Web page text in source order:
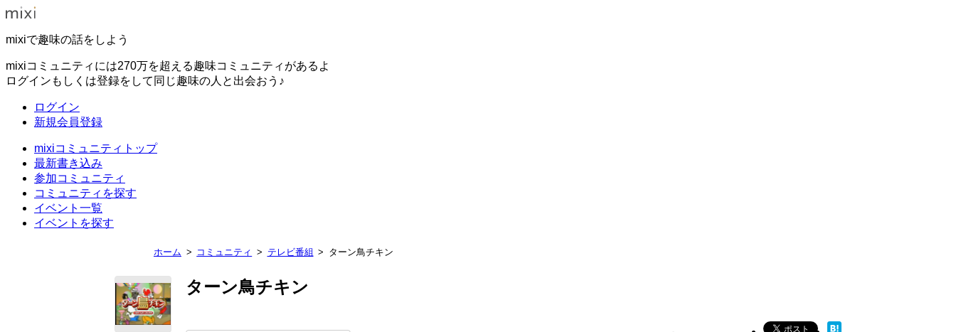
mixiで趣味の話をしよう
mixiコミュニティには270万を超える趣味コミュニティがあるよ
ログインもしくは登録をして同じ趣味の人と出会おう♪
ログイン
新規会員登録
mixiコミュニティトップ
最新書き込み
参加コミュニティ
コミュニティを探す
イベント一覧
イベントを探す
ホーム コミュニティ テレビ番組 ターン鳥チキン
ターン鳥チキン